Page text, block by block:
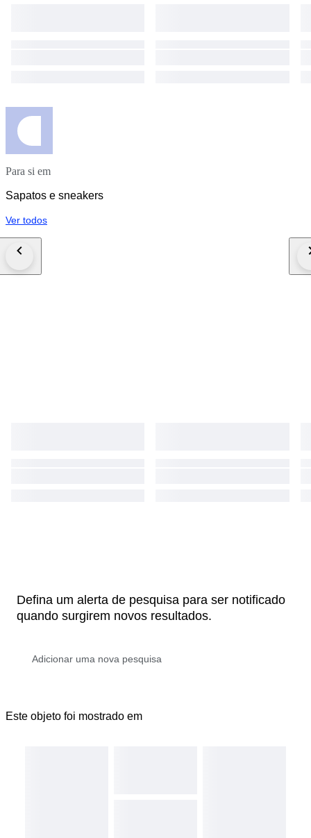
Para si em
Sapatos e sneakers
Ver todos
Defina um alerta de pesquisa para ser notificado
quando surgirem novos resultados.
Este objeto foi mostrado em